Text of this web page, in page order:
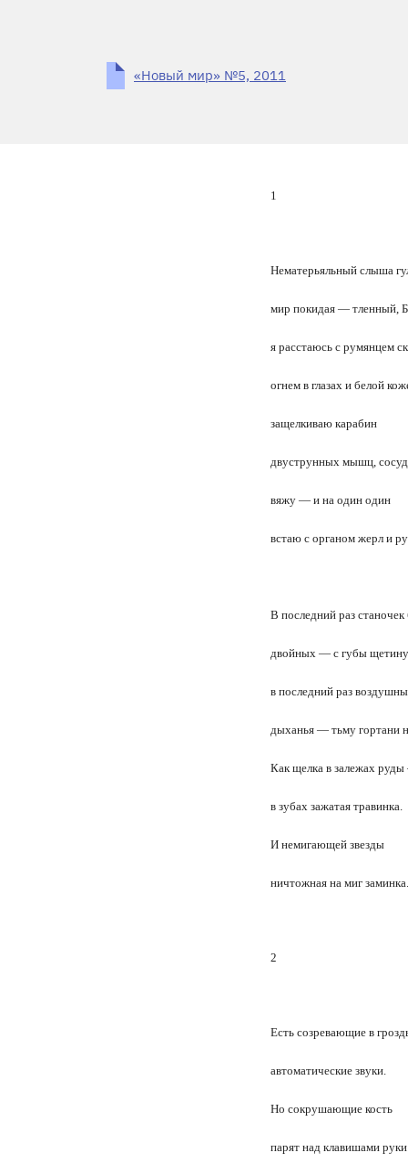
«Новый мир» №5, 2011
1
Нематерьяльный слыша
мир покидая — тленный,
я расстаюсь с румянцем
огнем в глазах и белой
защелкиваю карабин
двуструнных мышц,
вяжу — и на один один
встаю с органом жерл и
В последний раз станочек
двойных — с губы
в последний раз
дыханья — тьму гортани
Как щелка в залежах
в зубах зажатая травинка.
И немигающей звезды
ничтожная на миг заминка.
2
Есть созревающие в
автоматические звуки.
Но сокрушающие кость
парят над клавишами